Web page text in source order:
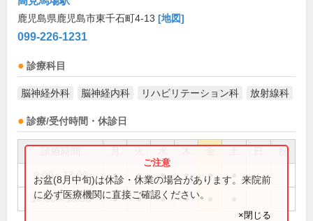
鹿児島県鹿児島市東千石町4-13 [地図]
099-226-1231
診療科目
脳神経外科 脳神経内科 リハビリテーション科 放射線科
診療/受付時間・休診日
祝
9:00～13:00 ● ● ● ● ●
14:00～18:00 ● ● ● ●
お盆(8月中旬)は休診・休業の場合があります。来院前
に必ず医療機関に直接ご確認ください。
×閉じる